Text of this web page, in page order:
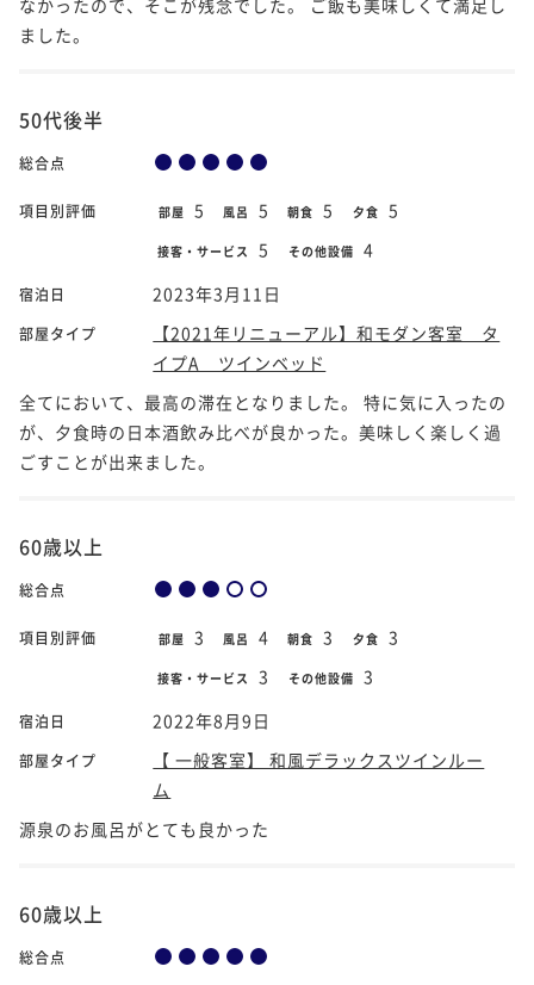
ました。
50代後半
総合点
項目別評価 部屋 5 風呂 5 朝食 5 夕食 5
接客・サービス 5 その他設備 4
宿泊日 2023年3月11日
部屋タイプ
【2021年リニューアル】和モダン客室 タ
イプA ツインベッド
全てにおいて、最高の滞在となりました。 特に気に入ったの
が、夕食時の日本酒飲み比べが良かった。美味しく楽しく過
ごすことが出来ました。
60歳以上
総合点
項目別評価 部屋 3 風呂 4 朝食 3 夕食 3
接客・サービス 3 その他設備 3
宿泊日 2022年8月9日
部屋タイプ
【 一般客室】 和風デラックスツインルー
ム
源泉のお風呂がとても良かった
60歳以上
総合点